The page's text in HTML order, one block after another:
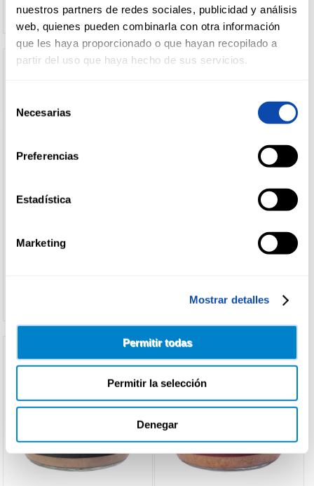
nuestros partners de redes sociales, publicidad y análisis
web, quienes pueden combinarla con otra información
que les haya proporcionado o que hayan recopilado a
partir del uso que haya hecho de sus servicios.
Necesarias
Preferencias
Estadística
Marketing
Mostrar detalles
Permitir todas
Permitir la selección
Denegar
COREN CASA TARRADELLAS